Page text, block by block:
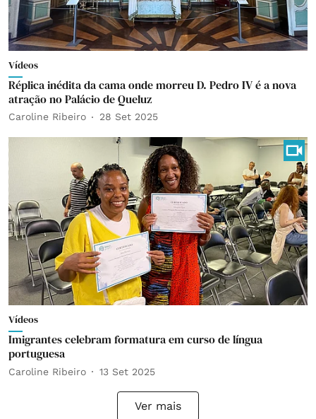
Vídeos
Réplica inédita da cama onde morreu D. Pedro IV é a nova
atração no Palácio de Queluz
Caroline Ribeiro 28 Set 2025
Vídeos
Imigrantes celebram formatura em curso de língua
portuguesa
Caroline Ribeiro 13 Set 2025
Ver mais